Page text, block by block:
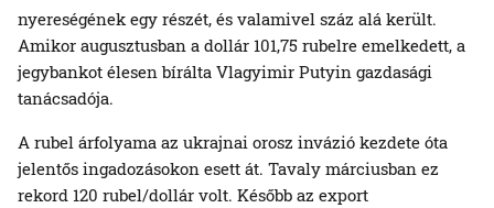
nyereségének egy részét, és valamivel száz alá került.
Amikor augusztusban a dollár 101,75 rubelre emelkedett, a
jegybankot élesen bírálta Vlagyimir Putyin gazdasági
tanácsadója.
A rubel árfolyama az ukrajnai orosz invázió kezdete óta
jelentős ingadozásokon esett át. Tavaly márciusban ez
rekord 120 rubel/dollár volt. Később az export